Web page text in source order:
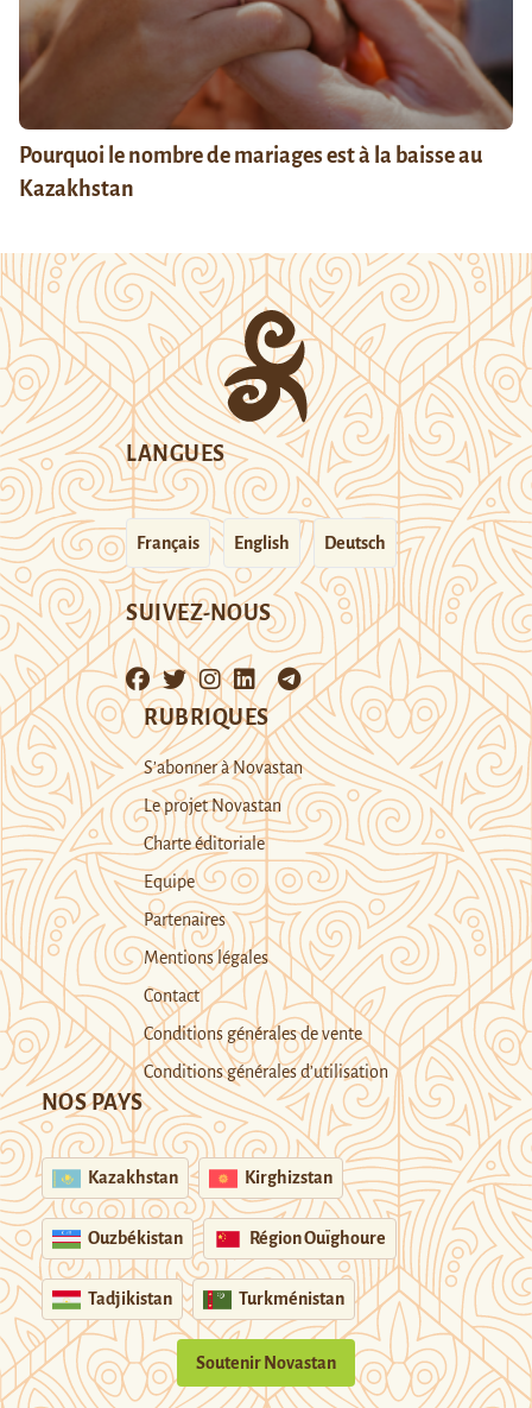
Pourquoi le nombre de mariages est à la baisse au
Kazakhstan
LANGUES
Français English Deutsch
SUIVEZ-NOUS
RUBRIQUES
S’abonner à Novastan
Le projet Novastan
Charte éditoriale
Equipe
Partenaires
Mentions légales
Contact
Conditions générales de vente
Conditions générales d’utilisation
NOS PAYS
Kazakhstan Kirghizstan
Ouzbékistan Région Ouïghoure
Tadjikistan Turkménistan
Soutenir Novastan